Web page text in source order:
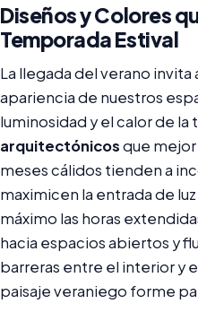
Diseños y Colores
Temporada Estival
La llegada del verano invita
apariencia de nuestros
luminosidad y el calor de la
arquitectónicosque
meses cálidos tienden a
maximicen la entrada de
máximo las horas
hacia espacios abiertos y
barreras entre el interior y
paisaje veraniego forme